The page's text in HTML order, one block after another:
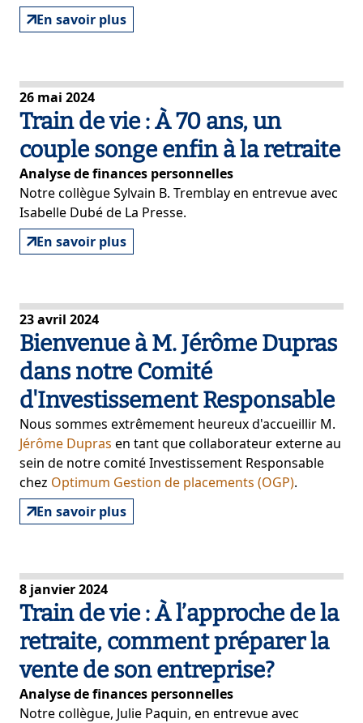
En savoir plus
26 mai 2024
Train de vie : À 70 ans, un
couple songe enfin à la retraite
Analyse de finances personnelles
Notre collègue Sylvain B. Tremblay en entrevue avec
Isabelle Dubé de La Presse.
En savoir plus
23 avril 2024
Bienvenue à M. Jérôme Dupras
dans notre Comité
d'Investissement Responsable
Nous sommes extrêmement heureux d'accueillir M.
Jérôme Dupras en tant que collaborateur externe au
sein de notre comité Investissement Responsable
chez Optimum Gestion de placements (OGP).
En savoir plus
8 janvier 2024
Train de vie : À l’approche de la
retraite, comment préparer la
vente de son entreprise?
Analyse de finances personnelles
Notre collègue, Julie Paquin, en entrevue avec